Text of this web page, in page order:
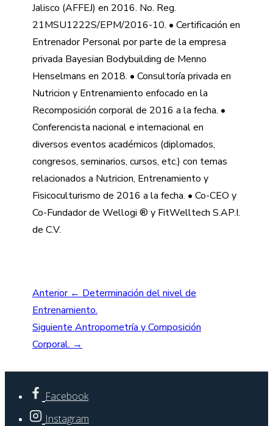
Jalisco (AFFEJ) en 2016. No. Reg.
21MSU1222S/EPM/2016-10. • Certificación en
Entrenador Personal por parte de la empresa
privada Bayesian Bodybuilding de Menno
Henselmans en 2018. • Consultoría privada en
Nutricion y Entrenamiento enfocado en la
Recomposición corporal de 2016 a la fecha. •
Conferencista nacional e internacional en
diversos eventos académicos (diplomados,
congresos, seminarios, cursos, etc.) con temas
relacionados a Nutricion, Entrenamiento y
Fisicoculturismo de 2016 a la fecha. • Co-CEO y
Co-Fundador de Wellogi ® y FitWelltech S.AP.I.
de C.V.
Navegación
de
entradas
Anterior ← Determinación del nivel de
Entrenamiento.
Siguiente Antropometría y Composición
Corporal. →
Facebook
Instagram